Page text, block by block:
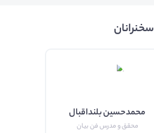
سخنرانان
محمدحسین بلنداقبال
محقق و مدرس فن بیان